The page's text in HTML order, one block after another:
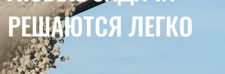
РЕШАЮТСЯ ЛЕГКО